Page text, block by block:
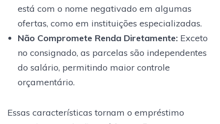
está com o nome negativado em algumas
ofertas, como em instituições especializadas.
Não Compromete Renda Diretamente:Exceto
no consignado, as parcelas são independentes
do salário, permitindo maior controle
orçamentário.
Essas características tornam o empréstimo